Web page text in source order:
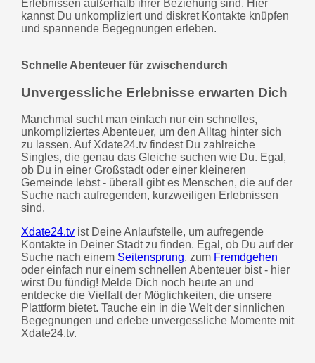
Erlebnissen außerhalb ihrer Beziehung sind. Hier
kannst Du unkompliziert und diskret Kontakte knüpfen
und spannende Begegnungen erleben.
Schnelle Abenteuer für zwischendurch
Unvergessliche Erlebnisse erwarten Dich
Manchmal sucht man einfach nur ein schnelles,
unkompliziertes Abenteuer, um den Alltag hinter sich
zu lassen. Auf Xdate24.tv findest Du zahlreiche
Singles, die genau das Gleiche suchen wie Du. Egal,
ob Du in einer Großstadt oder einer kleineren
Gemeinde lebst - überall gibt es Menschen, die auf der
Suche nach aufregenden, kurzweiligen Erlebnissen
sind.
Xdate24.tv ist Deine Anlaufstelle, um aufregende
Kontakte in Deiner Stadt zu finden. Egal, ob Du auf der
Suche nach einem Seitensprung, zum Fremdgehen
oder einfach nur einem schnellen Abenteuer bist - hier
wirst Du fündig! Melde Dich noch heute an und
entdecke die Vielfalt der Möglichkeiten, die unsere
Plattform bietet. Tauche ein in die Welt der sinnlichen
Begegnungen und erlebe unvergessliche Momente mit
Xdate24.tv.